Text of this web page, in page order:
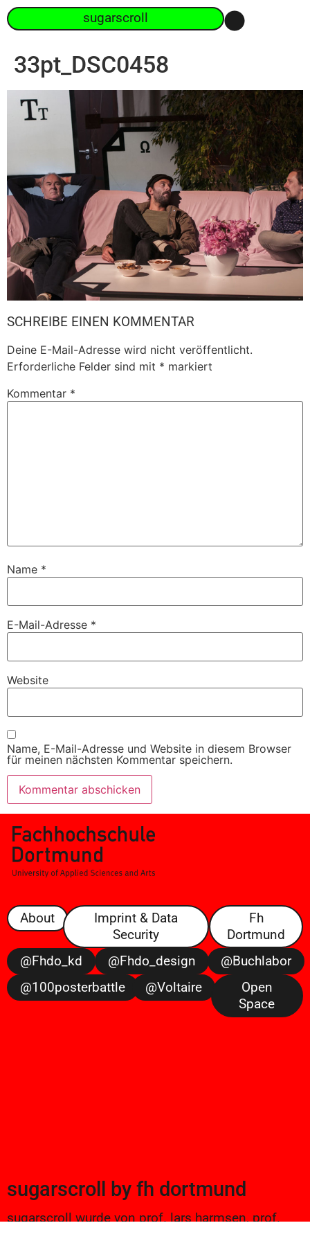
sugarscroll
33pt_DSC0458
SCHREIBE EINEN KOMMENTAR
Deine E-Mail-Adresse wird nicht veröffentlicht.
Erforderliche Felder sind mit * markiert
Kommentar *
Name *
E-Mail-Adresse *
Website
Name, E-Mail-Adresse und Website in diesem Browser
für meinen nächsten Kommentar speichern.
About
Imprint & Data
Security
Fh
Dortmund
@fhdo_kd
@fhdo_design
@buchlabor
@100posterbattle
@voltaire
Open
Space
sugarscroll by fh dortmund
sugarscroll wurde von prof. lars harmsen, prof.